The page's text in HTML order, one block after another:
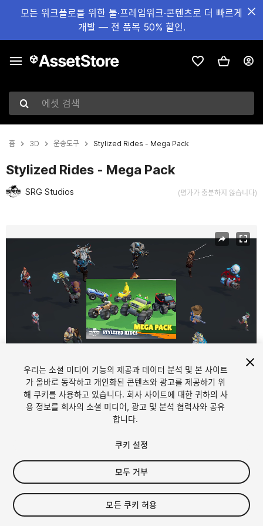
모든 워크플로를 위한 툴·프레임워크·콘텐츠로 더 빠르게
개발 — 전 품목 50% 할인.
에셋 검색
홈 3D 운송도구 Stylized Rides - Mega Pack
Stylized Rides - Mega Pack
SRG Studios (평가가 충분하지 않습니다)
1/8
$24.99
세금/부가세는 결제 시 반영됩니다.
우리는 소셜 미디어 기능의 제공과 데이터 분석 및 본 사이트
가 올바로 동작하고 개인화된 콘텐츠와 광고를 제공하기 위
해 쿠키를 사용하고 있습니다. 회사 사이트에 대한 귀하의 사
용 정보를 회사의 소셜 미디어, 광고 및 분석 협력사와 공유
합니다.
쿠키 설정
모두 거부
모든 쿠키 허용